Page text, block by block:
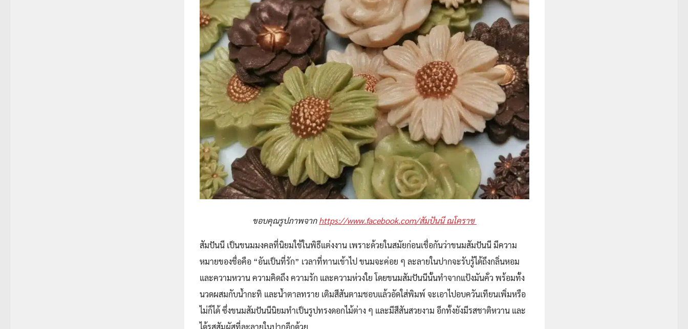
ขอบคุณรูปภาพจากhttps://www.facebook.com/สัมปันนี ณโคราช
สัมปันนี เป็นขนมมงคลที่นิยมใช้ในพิธีแต่งงาน เพราะด้วยในสมัยก่อนเชื่อกันว่าขนมสัมปันนี มีความ
หมายของชื่อคือ “อันเป็นที่รัก” เวลาที่ทานเข้าไป ขนมจะค่อย ๆ ละลายในปากจะรับรู้ได้ถึงกลิ่นหอม
และความหวาน ความคิดถึง ความรัก และความห่วงใย โดยขนมสัมปันนีนั้นทำจากแป้งมันคั่ว พร้อมทั้ง
นวดผสมกับน้ำกะทิ และน้ำตาลทราย เติมสีสันตามชอบแล้วอัดใส่พิมพ์ จะเอาไปอบควันเทียนเพิ่มหรือ
ไม่ก็ได้ ซึ่งขนมสัมปันนีนิยมทำเป็นรูปทรงดอกไม้ต่าง ๆ และมีสีสันสวยงาม อีกทั้งยังมีรสชาติหวาน และ
ได้รสสัมผัสที่ละลายในปากอีกด้วย